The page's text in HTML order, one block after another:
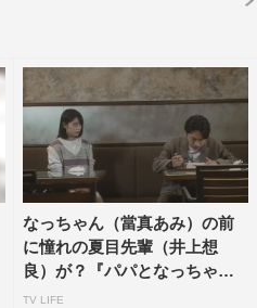
ジナルストーリー©日本テレビ
』
前7時50分ごろ
papanatsu-obento/
なっちゃん（當真あみ）の前
に憧れの夏目先輩（井上想
良）が？『パパとなっちゃん
のお...
TV LIFE